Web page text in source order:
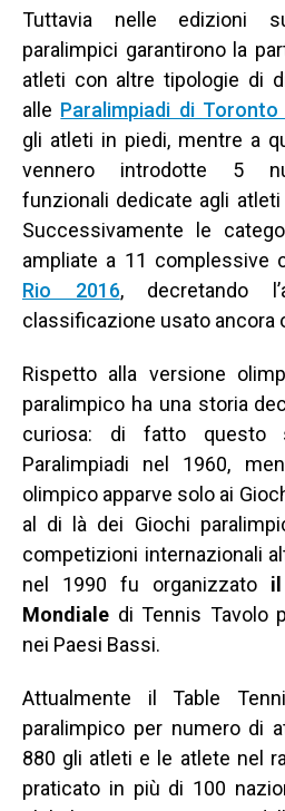
Tuttavia nelle edizioni
paralimpici garantirono la
atleti con altre tipologie di
alle Paralimpiadi di Toronto
gli atleti in piedi, mentre a
vennero introdotte 5
funzionali dedicate agli
Successivamente le
ampliate a 11 complessive
Rio 2016, decretando
classificazione usato ancora
Rispetto alla versione
paralimpico ha una storia
curiosa: di fatto questo
Paralimpiadi nel 1960,
olimpico apparve solo ai
al di là dei Giochi
competizioni internazionali
nel 1990 fu organizzato
Mondiale di Tennis Tavolo
nei Paesi Bassi.
Attualmente il Table
paralimpico per numero di
880 gli atleti e le atlete nel
praticato in più di 100